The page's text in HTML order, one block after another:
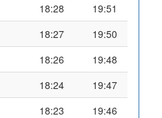
18:28
19:51
18:27
19:50
18:26
19:48
18:24
19:47
18:23
19:46